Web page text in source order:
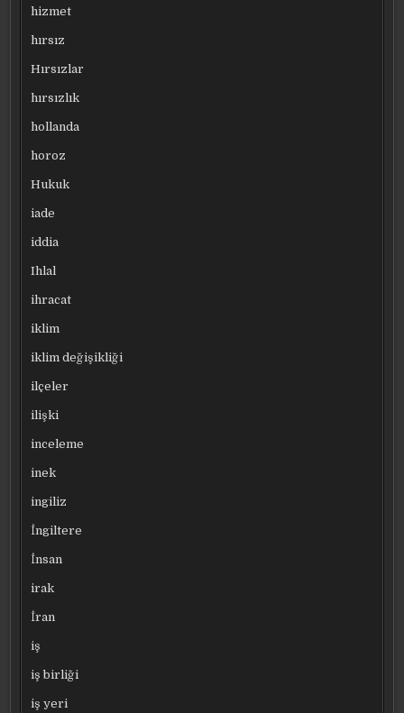
hizmet
hırsız
Hırsızlar
hırsızlık
hollanda
horoz
Hukuk
iade
iddia
Ihlal
ihracat
iklim
iklim değişikliği
ilçeler
ilişki
inceleme
inek
ingiliz
İngiltere
İnsan
irak
İran
iş
iş birliği
iş yeri